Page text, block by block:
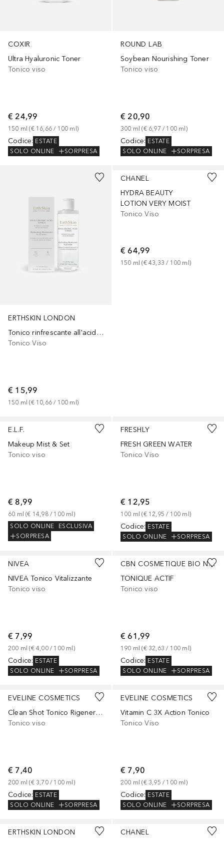
COXIR
Ultra Hyaluronic Toner
Tonico viso
€ 24,99
150 ml (€ 16,66 / 100 ml )
Codice: ESTATE
SOLO ONLINE
SORPRESA
ROUND LAB
Soybean Nourishing Toner
Tonico viso
€ 20,90
300 ml (€ 6,97 / 100 ml )
Codice: ESTATE
SOLO ONLINE
SORPRESA
ERTHSKIN LONDON
Tonico rinfrescante all'acido ialuronico
Tonico Viso
€ 15,99
150 ml (€ 10,66 / 100 ml )
CHANEL
HYDRA BEAUTY
LOTION VERY MOIST
Tonico Viso
€ 64,99
150 ml (€ 43,33 / 100 ml )
E.L.F.
Makeup Mist & Set
Tonico viso
€ 8,99
60 ml (€ 14,98 / 100 ml )
SOLO ONLINE
ESCLUSIVA
SORPRESA
FRESHLY
FRESH GREEN WATER
Tonico Viso
€ 12,95
100 ml (€ 12,95 / 100 ml )
Codice: ESTATE
SOLO ONLINE
SORPRESA
NIVEA
NIVEA Tonico Vitalizzante
Tonico viso
€ 7,99
200 ml (€ 4,00 / 100 ml )
Codice: ESTATE
SOLO ONLINE
SORPRESA
CBN COSMETIQUE BIO NATURELLE SUISSE
TONIQUE ACTIF
Tonico viso
€ 61,99
190 ml (€ 32,63 / 100 ml )
Codice: ESTATE
SOLO ONLINE
SORPRESA
EVELINE COSMETICS
Clean Shot Tonico Rigenerante
Tonico viso
€ 7,40
200 ml (€ 3,70 / 100 ml )
Codice: ESTATE
SOLO ONLINE
SORPRESA
EVELINE COSMETICS
Vitamin C 3X Action Tonico
Tonico Viso
€ 7,90
200 ml (€ 3,95 / 100 ml )
Codice: ESTATE
SOLO ONLINE
SORPRESA
ERTHSKIN LONDON
Sponsorizzato
CHANEL
Sponsorizzato